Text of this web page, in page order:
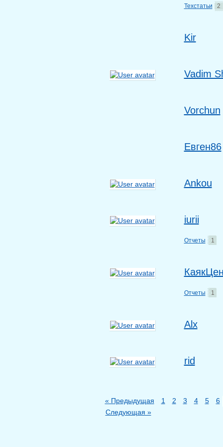
Техстатьи 2
Kir
Vadim
Vorchun
Евген86
Ankou
iurii
Отчеты 1
Отчеты 1
Alx
rid
« Предыдущая 1 2 3 4 5 6
Следующая »